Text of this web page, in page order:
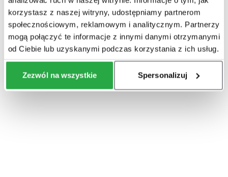
korzystasz z naszej witryny, udostępniamy partnerom
społecznościowym, reklamowym i analitycznym. Partnerzy
mogą połączyć te informacje z innymi danymi otrzymanymi
od Ciebie lub uzyskanymi podczas korzystania z ich usług.
Zezwól na wszystkie Spersonalizuj